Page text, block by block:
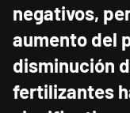
negativos,
aumento del
disminución
fertilizantes